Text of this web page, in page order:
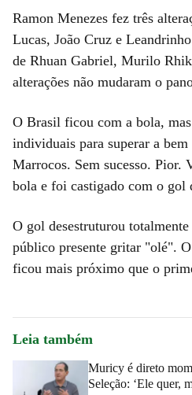
Ramon Menezes fez três
Lucas, João Cruz e
de Rhuan Gabriel, Murilo
alterações não mudaram o
O Brasil ficou com a bola,
individuais para superar a bem
Marrocos. Sem sucesso. Pior.
bola e foi castigado com o gol
O gol desestruturou
público presente gritar "olé".
ficou mais próximo que o
Leia também
Muricy é direto
Seleção: ‘Ele quer,